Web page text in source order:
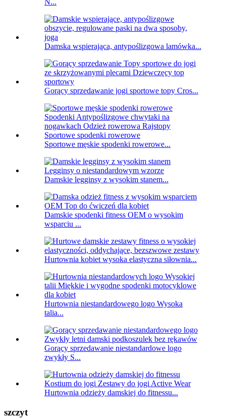
N...
Damska wspierająca, antypoślizgowa lamówka...
Gorący sprzedawanie jogi sportowe topy Cros...
Sportowe męskie spodenki rowerowe...
Damskie legginsy z wysokim stanem...
Damskie spodenki fitness OEM o wysokim
wsparciu ...
Hurtownia kobiet wysoka elastyczna siłownia...
Hurtownia niestandardowego logo Wysoka
talia...
Gorący sprzedawanie niestandardowe logo
zwykły S...
Hurtownia odzieży damskiej do fitnessu...
szczyt